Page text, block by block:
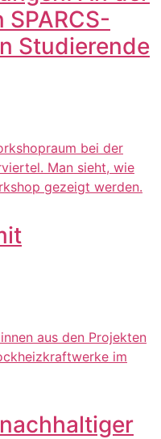
Studierende